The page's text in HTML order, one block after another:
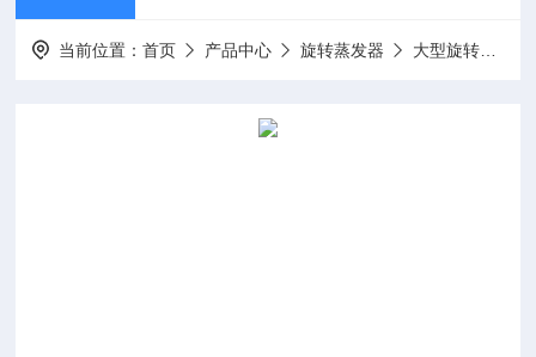
当前位置：首页 产品中心 旋转蒸发器 大型旋转蒸发仪